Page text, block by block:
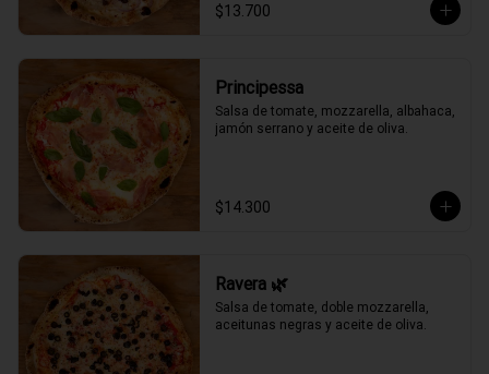
$13.700
Principessa
Salsa de tomate, mozzarella, albahaca,
jamón serrano y aceite de oliva.
$14.300
Ravera 🌿
Salsa de tomate, doble mozzarella,
aceitunas negras y aceite de oliva.